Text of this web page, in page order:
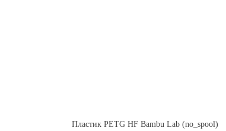
Пластик PETG HF Bambu Lab (no_spool)